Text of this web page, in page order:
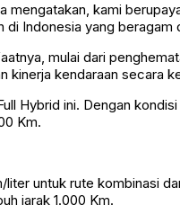
kami
Indonesia yang
mulai dari
kinerja kendaraan secara
Hybrid ini. Dengan
Km.
untuk rute kombinasi
jarak 1.000 Km.